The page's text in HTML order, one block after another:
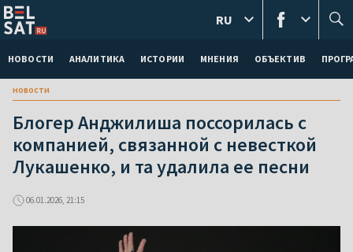
НОВОСТИ АНАЛИТИКА ИСТОРИИ МНЕНИЯ ОБЪЕКТИВ
RU
новости
Блогер Анджилиша поссорилась с
компанией, связанной с невесткой
Лукашенко, и та удалила ее песни
06.01.2026, 21:15